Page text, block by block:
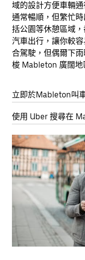
域的設計方便車輛
通常暢順，但繁忙
括公園等休憩區域
汽車出行，讓你較
合駕駛，但偶爾下
梭 Mableton 廣闊地
立即於Mableton叫
使用 Uber 搜尋在